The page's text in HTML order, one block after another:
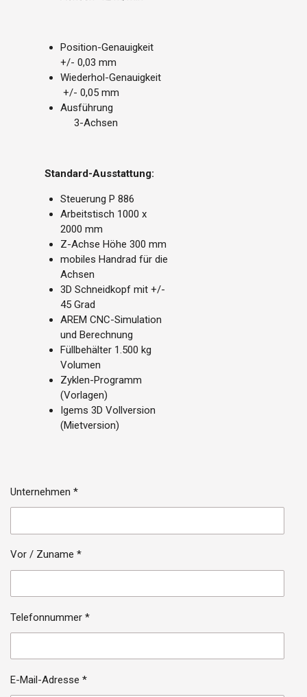
Position-Genauigkeit
+/- 0,03 mm
Wiederhol-Genauigkeit
+/- 0,05 mm
Ausführung
3-Achsen
Standard-Ausstattung:
Steuerung P 886
Arbeitstisch 1000 x
2000 mm
Z-Achse Höhe 300 mm
mobiles Handrad für die
Achsen
3D Schneidkopf mit +/-
45 Grad
AREM CNC-Simulation
und Berechnung
Füllbehälter 1.500 kg
Volumen
Zyklen-Programm
(Vorlagen)
Igems 3D Vollversion
(Mietversion)
Unternehmen *
Vor / Zuname *
Telefonnummer *
E-Mail-Adresse *